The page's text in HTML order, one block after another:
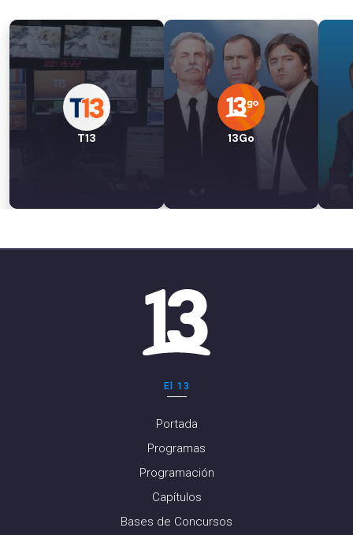
T13 13Go
El 13
Portada
Programas
Programación
Capítulos
Bases de Concursos